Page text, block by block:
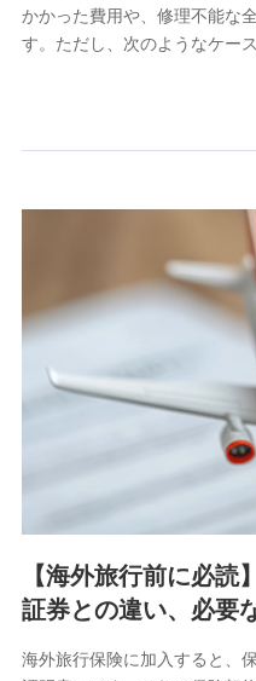
かかった費用や、修理不能な
す。ただし、次のようなケー
【海外旅行前に必読
証券との違い、必要
海外旅行保険に加入すると、